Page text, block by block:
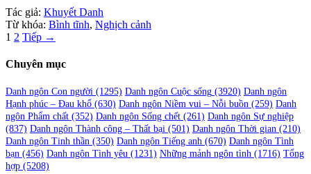
Tác giả: Khuyết Danh
Từ khóa: Bình tĩnh, Nghịch cảnh
Phân
trang
viết
1 2 Tiếp →
Chuyên mục
Danh ngôn Con người (1295) Danh ngôn Cuộc sống (3920) Danh ngôn
Hạnh phúc – Đau khổ (630) Danh ngôn Niềm vui – Nỗi buồn (259) Danh
ngôn Phẩm chất (352) Danh ngôn Sống chết (261) Danh ngôn Sự nghiệp
(837) Danh ngôn Thành công – Thất bại (501) Danh ngôn Thời gian (210)
Danh ngôn Tinh thần (350) Danh ngôn Tiếng anh (670) Danh ngôn Tình
bạn (456) Danh ngôn Tình yêu (1231) Những mảnh ngôn tình (1716) Tổng
hợp (5208)